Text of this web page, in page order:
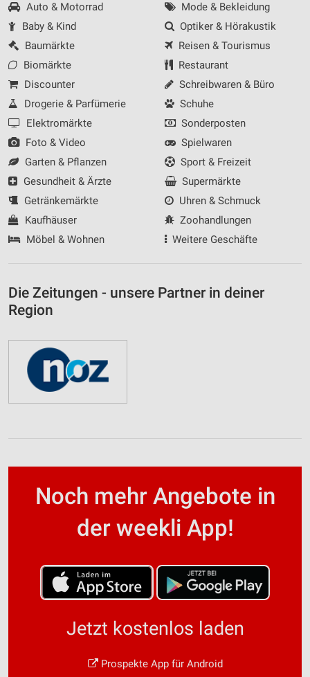
Auto & Motorrad
Baby & Kind
Baumärkte
Biomärkte
Discounter
Drogerie & Parfümerie
Elektromärkte
Foto & Video
Garten & Pflanzen
Gesundheit & Ärzte
Getränkemärkte
Kaufhäuser
Möbel & Wohnen
Mode & Bekleidung
Optiker & Hörakustik
Reisen & Tourismus
Restaurant
Schreibwaren & Büro
Schuhe
Sonderposten
Spielwaren
Sport & Freizeit
Supermärkte
Uhren & Schmuck
Zoohandlungen
Weitere Geschäfte
Die Zeitungen - unsere Partner in deiner
Region
Noch mehr Angebote in
der weekli App!
Jetzt kostenlos laden
Prospekte App für Android